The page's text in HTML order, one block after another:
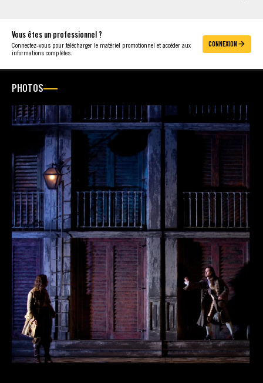
Vous êtes un professionnel ?
Connectez-vous pour télécharger le matériel promotionnel et accéder aux
informations complètes.
CONNEXION
PHOTOS